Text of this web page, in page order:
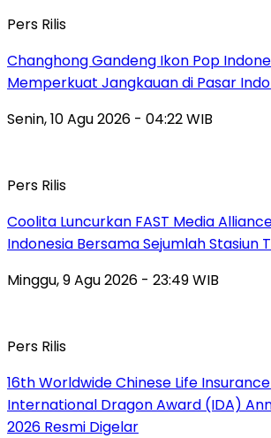
Pers Rilis
Changhong Gandeng Ikon Pop
Memperkuat Jangkauan di Pasar
Senin, 10 Agu 2026 - 04:22 WIB
Pers Rilis
Coolita Luncurkan FAST Media
Indonesia Bersama Sejumlah Stasiun
Minggu, 9 Agu 2026 - 23:49 WIB
Pers Rilis
16th Worldwide Chinese Life
International Dragon Award (IDA)
2026 Resmi Digelar